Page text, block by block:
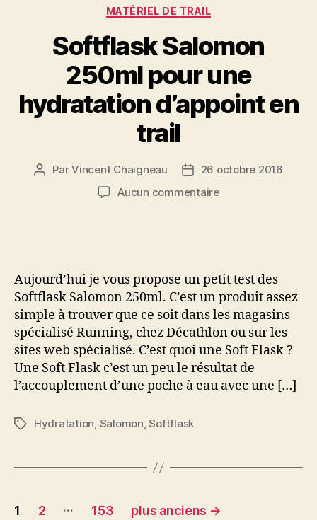
Catégories
MATÉRIEL DE TRAIL
Softflask Salomon
250ml pour une
hydratation d’appoint en
trail
Auteur
ParVincent Chaigneau
Date
de
26 octobre 2016
Aucun commentairesur
hydratation
d’appoint
en
trail
Aujourd’hui je vous propose un petit test des
Softflask Salomon 250ml. C’est un produit assez
simple à trouver que ce soit dans les magasins
spécialisé Running, chez Décathlon ou sur les
sites web spécialisé. C’est quoi une Soft Flask ?
Une Soft Flask c’est un peu le résultat de
l’accouplement d’une poche à eau avec une […]
Étiquettes
Hydratation, Salomon,Softflask
Navigation
1 2 … 153 plus anciens →